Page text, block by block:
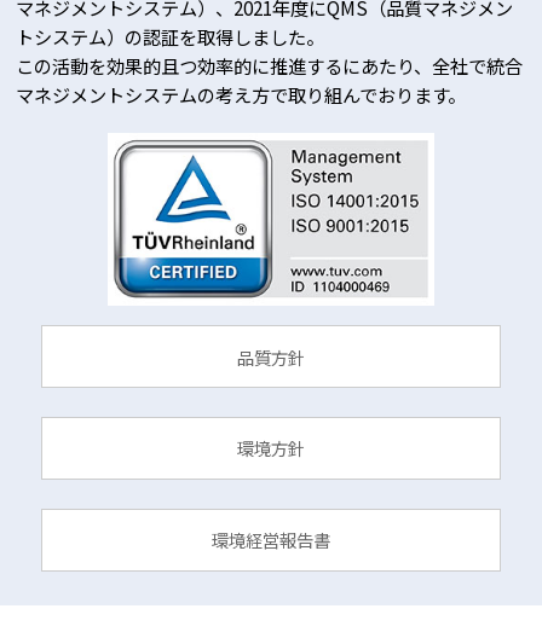
マネジメントシステム）、2021年度にQMS（品質マネジメン
トシステム）の認証を取得しました。
この活動を効果的且つ効率的に推進するにあたり、全社で統合
マネジメントシステムの考え方で取り組んでおります。
品質方針
環境方針
環境経営報告書